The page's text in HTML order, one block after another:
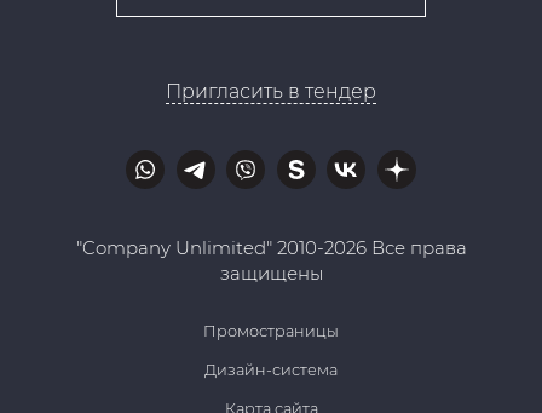
Пригласить в тендер
"Company Unlimited" 2010-2026 Все права
защищены
Промостраницы
Дизайн-система
Карта сайта